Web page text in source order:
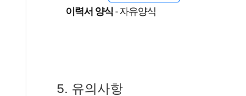
이력서 양식 - 자유양식
5. 유의사항